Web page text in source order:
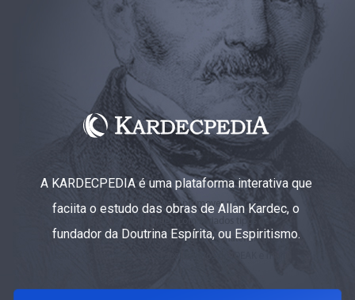
A KARDECPEDIA é uma plataforma interativa que
faciita o estudo das obras de Allan Kardec, o
fundador da Doutrina Espírita, ou Espiritismo.